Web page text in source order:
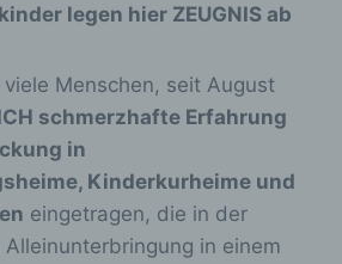
legen hier ZEUGNIS ab
Menschen, seit August
schmerzhafte Erfahrung
in
Kinderkurheime und
eingetragen, die in der
Alleinunterbringung in einem